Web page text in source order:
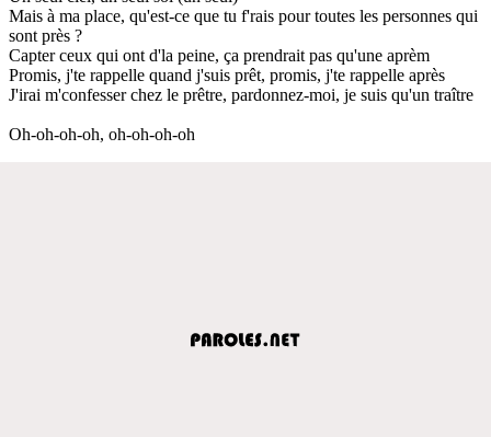
Mais à ma place, qu'est-ce que tu f'rais pour toutes les personnes qui
sont près ?
Capter ceux qui ont d'la peine, ça prendrait pas qu'une aprèm
Promis, j'te rappelle quand j'suis prêt, promis, j'te rappelle après
J'irai m'confesser chez le prêtre, pardonnez-moi, je suis qu'un traître
Oh-oh-oh-oh, oh-oh-oh-oh